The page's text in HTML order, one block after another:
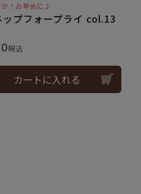
！お早めに♪
ップフォープライ col.13
税込
カートに入れる